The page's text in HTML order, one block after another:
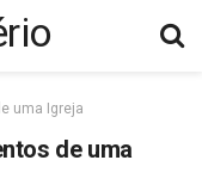
uma Igreja
de uma